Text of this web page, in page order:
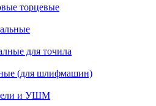
торцевые
для точила
(для шлифмашин)
и УШМ